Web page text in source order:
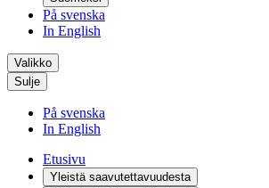
På svenska
In English
Valikko
Sulje
På svenska
In English
Etusivu
Yleistä saavutettavuudesta